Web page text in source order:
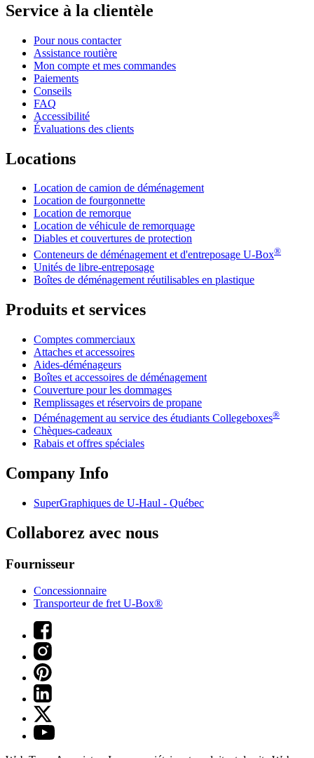
Service à la clientèle
Pour nous contacter
Assistance routière
Mon compte et mes commandes
Paiements
Conseils
FAQ
Accessibilité
Évaluations des clients
Locations
Location de camion de déménagement
Location de fourgonnette
Location de remorque
Location de véhicule de remorquage
Diables et couvertures de protection
Conteneurs de déménagement et d'entreposage U-Box®
Unités de libre-entreposage
Boîtes de déménagement réutilisables en plastique
Produits et services
Comptes commerciaux
Attaches et accessoires
Aides-déménageurs
Boîtes et accessoires de déménagement
Couverture pour les dommages
Remplissages et réservoirs de propane
Déménagement au service des étudiants Collegeboxes®
Chèques-cadeaux
Rabais et offres spéciales
Company Info
SuperGraphiques de U-Haul - Québec
Collaborez avec nous
Fournisseur
Concessionnaire
Transporteur de fret U-Box®